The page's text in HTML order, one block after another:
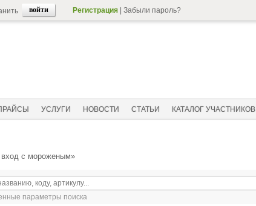
Регистрация Забыли пароль?
УСЛУГИ НОВОСТИ СТАТЬИ КАТАЛОГ УЧАСТНИКОВ
с мороженым»
параметры поиска